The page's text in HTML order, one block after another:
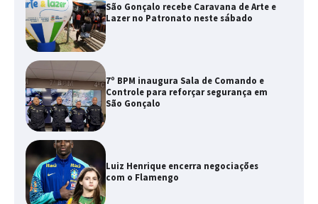
São Gonçalo recebe Caravana de Arte e
Lazer no Patronato neste sábado
7º BPM inaugura Sala de Comando e
Controle para reforçar segurança em
São Gonçalo
Luiz Henrique encerra negociações
com o Flamengo